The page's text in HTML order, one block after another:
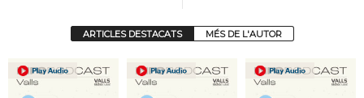
ARTICLES DESTACATS MÉS DE L'AUTOR